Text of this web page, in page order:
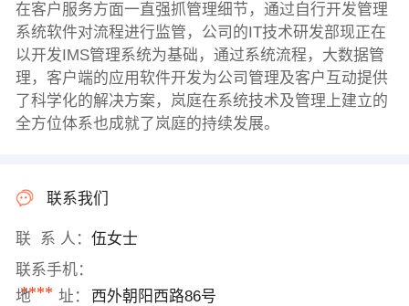
在客户服务方面一直强抓管理细节，通过自行开发管理
系统软件对流程进行监管，公司的IT技术研发部现正在
以开发IMS管理系统为基础，通过系统流程，大数据管
理，客户端的应用软件开发为公司管理及客户互动提供
了科学化的解决方案，岚庭在系统技术及管理上建立的
全方位体系也成就了岚庭的持续发展。
联系我们
联 系 人： 伍女士
联系手机：
****
地 址： 西外朝阳西路86号